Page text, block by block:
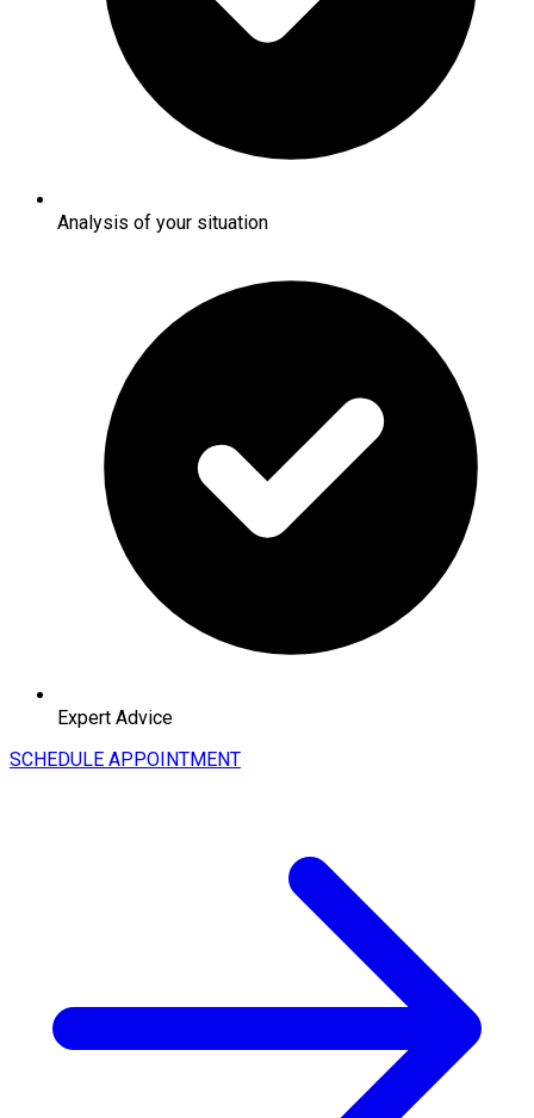
Analysis of your situation
Expert Advice
SCHEDULE APPOINTMENT